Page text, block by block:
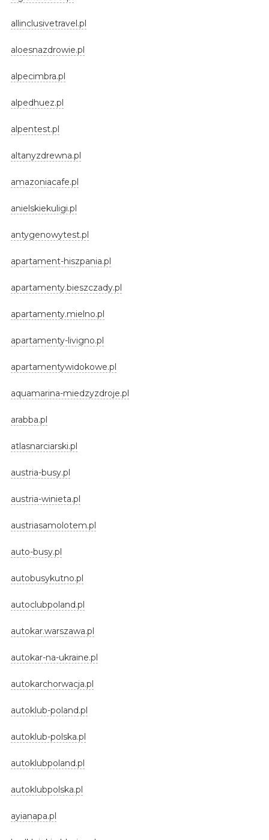
allinclusivetravel.pl
aloesnazdrowie.pl
alpecimbra.pl
alpedhuez.pl
alpentest.pl
altanyzdrewna.pl
amazoniacafe.pl
anielskiekuligi.pl
antygenowytest.pl
apartament-hiszpania.pl
apartamenty.bieszczady.pl
apartamenty.mielno.pl
apartamenty-livigno.pl
apartamentywidokowe.pl
aquamarina-miedzyzdroje.pl
arabba.pl
atlasnarciarski.pl
austria-busy.pl
austria-winieta.pl
austriasamolotem.pl
auto-busy.pl
autobusykutno.pl
autoclubpoland.pl
autokar.warszawa.pl
autokar-na-ukraine.pl
autokarchorwacja.pl
autoklub-poland.pl
autoklub-polska.pl
autoklubpoland.pl
autoklubpolska.pl
ayianapa.pl